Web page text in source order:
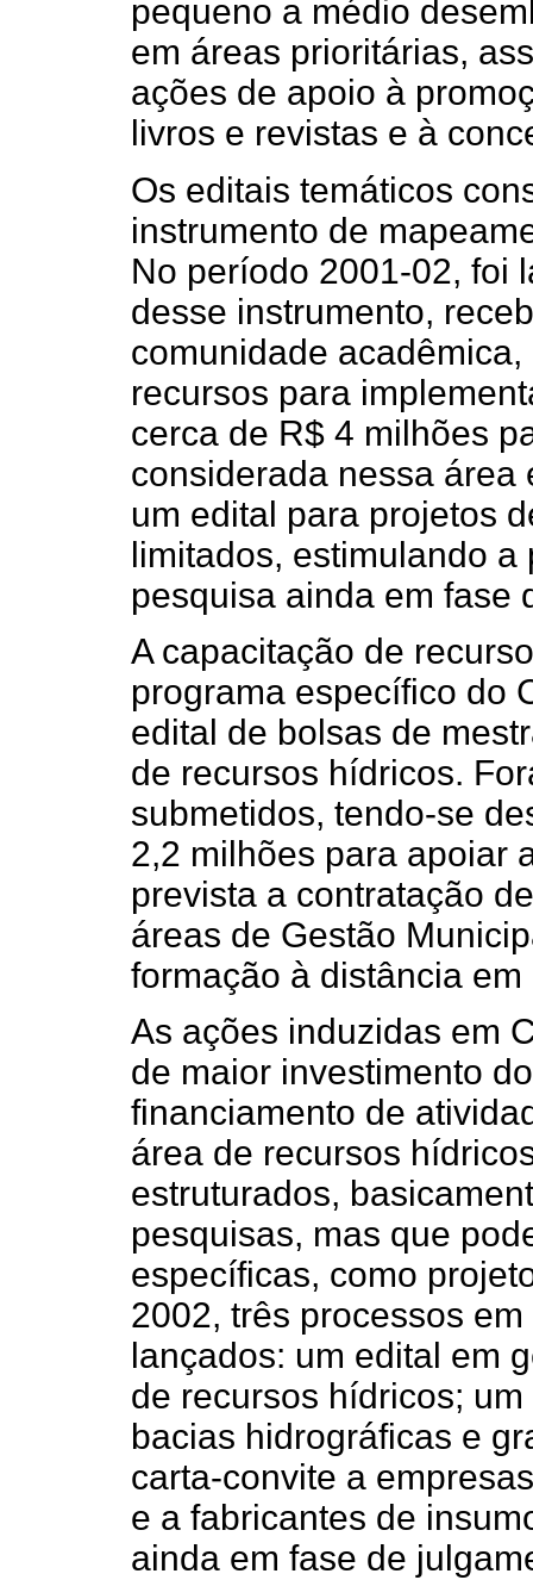
pequeno a médio
em áreas prioritárias,
ações de apoio à
livros e revistas e à
Os editais temáticos
instrumento de
No período 2001-02, foi
desse instrumento,
comunidade
recursos para
cerca de R$ 4 milhões
considerada nessa área
um edital para projetos
limitados, estimulando
pesquisa ainda em fase
A capacitação de
programa específico do
edital de bolsas de
de recursos hídricos.
submetidos, tendo-se
2,2 milhões para apoiar
prevista a contratação
áreas de Gestão
formação à distância
As ações induzidas em
de maior investimento
financiamento de
área de recursos
estruturados,
pesquisas, mas que
específicas, como
2002, três processos
lançados: um edital em
de recursos hídricos;
bacias hidrográficas e
carta-convite a
e a fabricantes de
ainda em fase de